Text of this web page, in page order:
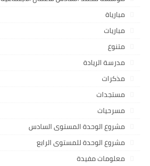
مبارياة
مباريات
متنوع
مدرسة الريادة
مذكرات
مستجدات
مسرحيات
مشروع الوحدة المستوى السادس
مشروع الوحدة للمستوى الرابع
معلومات مفيدة